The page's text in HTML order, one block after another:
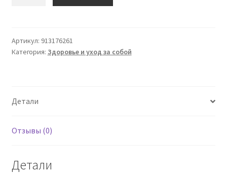
Bionaif
Ve
Артикул: 913176261
Категория: Здоровье и уход за собой
Детали
Отзывы (0)
Детали